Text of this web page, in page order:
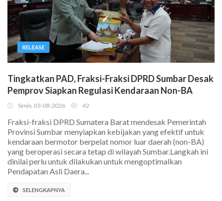
RELEASE
Tingkatkan PAD, Fraksi-Fraksi DPRD Sumbar Desak
Pemprov Siapkan Regulasi Kendaraan Non-BA
Senin, 03-08-2026 42
Fraksi-fraksi DPRD Sumatera Barat mendesak Pemerintah
Provinsi Sumbar menyiapkan kebijakan yang efektif untuk
kendaraan bermotor berpelat nomor luar daerah (non-BA)
yang beroperasi secara tetap di wilayah Sumbar.Langkah ini
dinilai perlu untuk dilakukan untuk mengoptimalkan
Pendapatan Asli Daera...
SELENGKAPNYA